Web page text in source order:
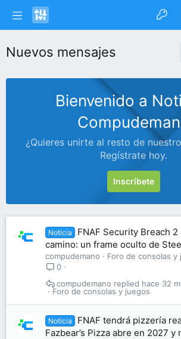
Nuevos mensajes
Bienvenido a
¿Quieres unirte al resto de
Regístrate hoy.
Inscríbete
Noticia
FNAF Security Breach
camino: un frame oculto de
compudemano
Foro de consolas y
0
Foro de consolas y juegos
hace 32
compudemano
Noticia
FNAF tendrá pizzería
Fazbear’s Pizza abre en 2027 y